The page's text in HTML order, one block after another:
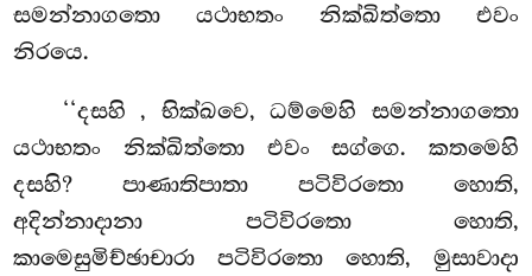
සමන්නාගතොයථාභතං නික්ඛිත්තො එවං
නිරයෙ.
‘‘දසහි, භික්ඛවෙ, ධම්මෙහි සමන්නාගතො
යථාභතං නික්ඛිත්තො එවං සග්ගෙ. කතමෙහි
දසහි? පාණාතිපාතා පටිවිරතො හොති,
අදින්නාදානා පටිවිරතො හොති,
කාමෙසුමිච්ඡාචාරා පටිවිරතො හොති, මුසාවාදා